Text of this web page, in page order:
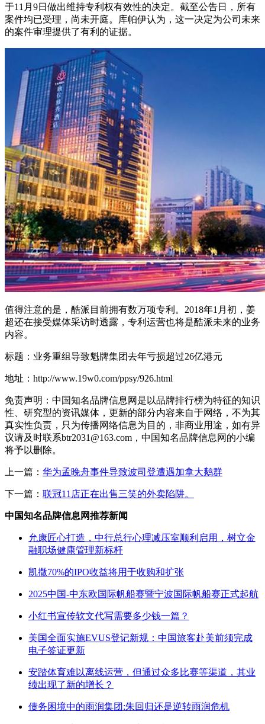
于11月9日做出维持专利权有效性的决定。截至公告日，所有
案件均已受理，尚未开庭。库帕伊认为，这一决定为公司未来
的案件审理提供了有利的证据。
值得注意的是，酷派目前拥有数万项专利。2018年1月初，姜
超还在接受媒体采访时透露，专利运营也将是酷派未来的业务
内容。
标题：业务重组导致魁牌集团去年亏损超过26亿港元
地址：http://www.19w0.com/ppsy/926.html
免责声明：中国知名品牌信息网是以品牌排行榜为特征的知识
性、研究型的资讯媒体，更新的部分内容来自于网络，不为其
真实性负责，只为传播网络信息为目的，非商业用途，如有异
议请及时联系btr2031@163.com，中国知名品牌信息网的小编
将予以删除。
上一篇： 华为孟晚舟事件导致波司登遭遇加拿大鹅群
下一篇： 联冠11店正在出售三笑的外卖陷阱。
中国知名品牌信息网推荐新闻
允康匠心打造，中行总行心理减压室顺利启用，树立金
融职场健康管理新标杆
凯撒70%的IPO收益将用于收购和扩张
2025中国-中东欧国际帆船赛暨宁波国际帆船赛正式起航
小红书宣传软文代写需要多少钱一篇？
美国全面实施EVUS登记新规：中国旅客赴美前须完成
电子签证更新
安踏体育难以离线运营，但通过众多比赛等渠道，其业
绩出现了新的增长？
债务困境中的雨润集团:朱回归还是逆转雨润危机